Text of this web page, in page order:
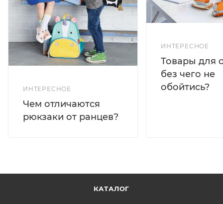
ИНТЕРЕСНОЕ
Чем отличаются
рюкзаки от ранцев?
ИНТЕРЕСНОЕ
Товары для
без чего не
обойтись?
КАТАЛОГ